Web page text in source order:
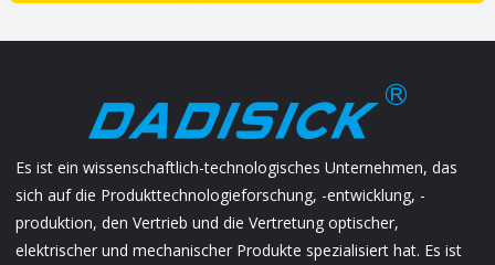
Es ist ein wissenschaftlich-technologisches Unternehmen, das
sich auf die Produkttechnologieforschung, -entwicklung, -
produktion, den Vertrieb und die Vertretung optischer,
elektrischer und mechanischer Produkte spezialisiert hat. Es ist